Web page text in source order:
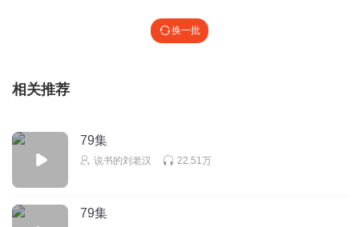
换一批
相关推荐
79集
说书的刘老汉 22.51万
79集